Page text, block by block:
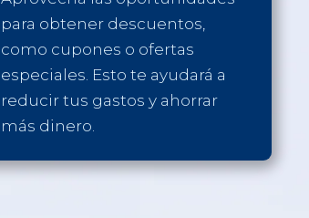
para obtener descuentos,
como cupones o ofertas
especiales. Esto te ayudará a
reducir tus gastos y ahorrar
más dinero.